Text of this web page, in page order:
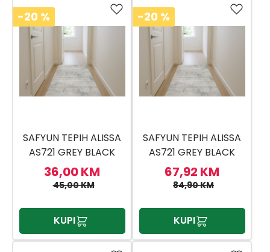
-20 %
SAFYUN TEPIH ALISSA
AS721 GREY BLACK
80X150
36,00 KM
45,00 KM
KUPI
-20 %
SAFYUN TEPIH ALISSA
AS721 GREY BLACK
80X300
67,92 KM
84,90 KM
KUPI